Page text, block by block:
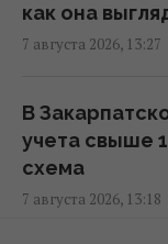
Что означает
эксперты
Бесплатно и
аэропортах
пройти
как она
7 августа 2026, 13:27
В
учета свыше
схема
7 августа 2026, 13:18